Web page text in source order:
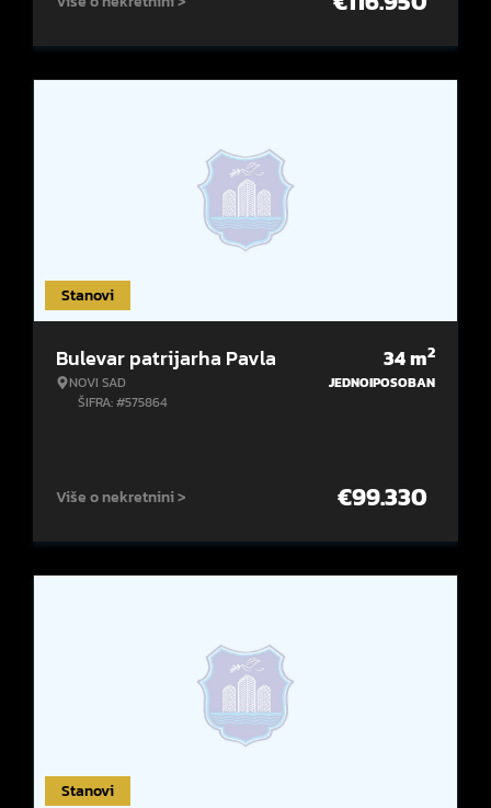
Stanovi
Bulevar patrijarha Pavla
NOVI SAD
ŠIFRA: #575864
34m2
JEDNOIPOSOBAN
Više o nekretnini > €99.330
Stanovi